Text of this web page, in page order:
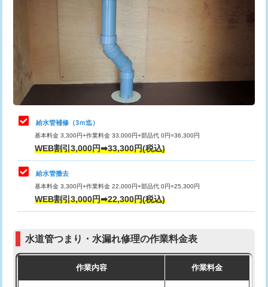
管・ポリ管・HT管使用/3ｍ超え)
排水管工事（土の掘削・埋め戻し作
11,000円~
排水管工事（排水管工事/3ｍまで） 55,000円
排水管工事（追加 排水管工事/3ｍ超
マス交換（土の掘削・埋め戻し作業）
マス交換（深さ50㎝未満）
マス交換（深さ50㎝以上）
コンクリート斫り（厚さ10㎝まで）
モルタル補修（厚さ10㎝超え） 38,500円
33,000円
8,800円
止水・漏水調査・防水処理・清掃・修
理・調整・分解・加工など（軽作業）
11,000円
止水・漏水調査・防水処理・清掃・修
理・調整・分解・加工など（中作業）
止水・漏水調査・防水処理・清掃・修
理・調整・分解・加工など（重作業）
33,000円
その他部品の脱着
交換・取付（タンク）
式）)
式・ワンホール）)
給水管補修（3ｍ迄）
基本料金 3,300円+作業料金 33,000円+部品代 0円=36,300円
WEB割引3,000円➡33,300円(税込)
給水管撤去
基本料金 3,300円+作業料金 22,000円+部品代 0円=25,300円
WEB割引3,000円➡22,300円(税込)
水道管つまり・水漏れ修理の作業料金表
作業内容 作業料金